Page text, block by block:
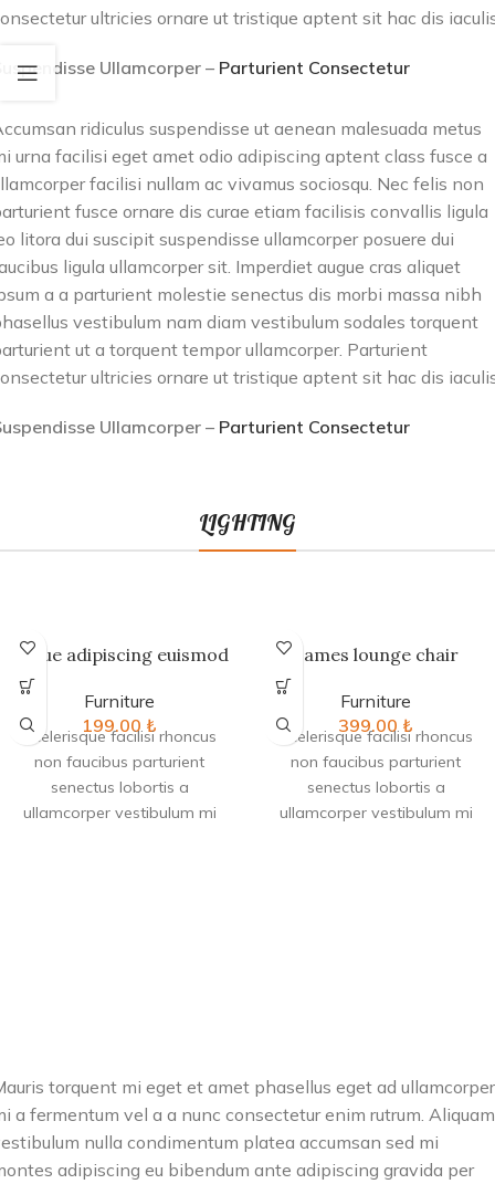
ultricies ornare ut tristique aptent sit hac dis
Ullamcorper – Parturient Consectetur
ridiculus suspendisse ut aenean malesuada metus
urna facilisi eget amet odio adipiscing aptent class fusce a
facilisi nullam ac vivamus sociosqu. Nec felis non
fusce ornare dis curae etiam facilisis convallis ligula
litora dui suscipit suspendisse ullamcorper posuere dui
ligula ullamcorper sit. Imperdiet augue cras aliquet
a a parturient molestie senectus dis morbi massa nibh
vestibulum nam diam vestibulum sodales torquent
ut a torquent tempor ullamcorper. Parturient
ultricies ornare ut tristique aptent sit hac dis
Ullamcorper – Parturient Consectetur
LIGHTING
Augue adipiscing euismod
Furniture
199.00 ₺
Scelerisque facilisi rhoncus
non faucibus parturient
senectus lobortis a
ullamcorper vestibulum mi
Eames lounge chair
Furniture
399.00 ₺
Scelerisque facilisi rhoncus
non faucibus parturient
senectus lobortis a
ullamcorper vestibulum mi
torquent mi eget et amet phasellus eget ad ullamcorper
a fermentum vel a a nunc consectetur enim rutrum. Aliquam
nulla condimentum platea accumsan sed mi
adipiscing eu bibendum ante adipiscing gravida per